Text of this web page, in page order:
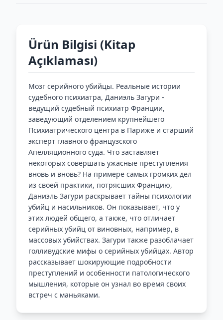
Ürün Bilgisi (Kitap
Açıklaması)
Мозг серийного убийцы. Реальные истории
судебного психиатра, Даниэль Загури -
ведущий судебный психиатр Франции,
заведующий отделением крупнейшего
Психиатрического центра в Париже и старший
эксперт главного французского
Апелляционного суда. Что заставляет
некоторых совершать ужасные преступления
вновь и вновь? На примере самых громких дел
из своей практики, потрясших Францию,
Даниэль Загури раскрывает тайны психологии
убийц и насильников. Он показывает, что у
этих людей общего, а также, что отличает
серийных убийц от виновных, например, в
массовых убийствах. Загури также разоблачает
голливудские мифы о серийных убийцах. Автор
рассказывает шокирующие подробности
преступлений и особенности патологического
мышления, которые он узнал во время своих
встреч с маньяками.